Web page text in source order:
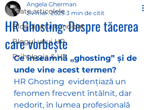
Toate articolele
Blogul unui candidat
Blogul unui HR
Psihologia & HR
HR Ghosting: Despre tăcerea
care vorbește
Angela Gherman
24 mar. 2025 3 min de citit
Ce înseamnă „ghosting” și de
unde vine acest termen?
HR Ghosting  evidențiază un
fenomen frecvent întâlnit, dar
nedorit, în lumea profesională